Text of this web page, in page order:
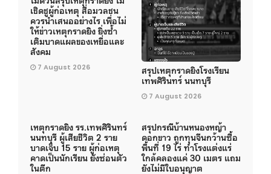
เชิดชูผู้ก่อเหตุ สื่อมวลชน
ควรนำเสนออย่างไร เพื่อไม่
ให้ข่าวเหตุกราดยิง ยิ่งซ้ำ
เติมบาดแผลของเหยื่อและ
สังคม
7 August 2026
สรุปเหตุกราดยิงโรงเรียน
เทพศิรินทร์ นนทบุรี
7 August 2026
เหตุกราดยิง รร.เทพศิรินทร์
นนทบุรี ผู้เสียชีวิต 2 ราย
บาดเจ็บ 15 ราย ผู้ก่อเหตุ
คาดเป็นนักเรียน ยังซ่อนตัว
ในตึก
สรุปกรณีบ้านหนองหญ้า
ดอกขาว ถูกทุนจีนกว้านซื้อ
พื้นที่ 19 ไร่ ทำโรงแต่งแร่
ใกล้คลองแค่ 30 เมตร แถม
ยังไม่มีใบอนุญาต